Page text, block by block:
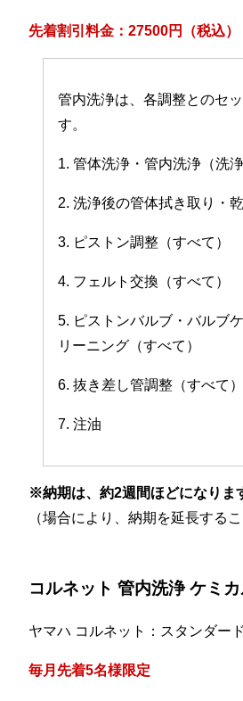
先着割引料金：27500円（税込）
管内洗浄は、各調整とのセ
す。
1. 管体洗浄・管内洗浄（洗浄
2. 洗浄後の管体拭き取り・
3. ピストン調整（すべて）
4. フェルト交換（すべて）
5. ピストンバルブ・バルブ
リーニング（すべて）
6. 抜き差し管調整（すべて）
7. 注油
※納期は、約2週間ほどになりま
（場合により、納期を延長する
コルネット 管内洗浄 ケミ
ヤマハ コルネット：スタンダー
毎月先着5名様限定